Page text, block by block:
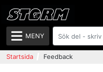
MENY
Startsida Feedback